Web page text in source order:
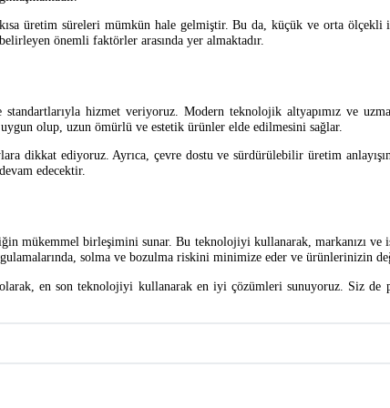
üretim süreleri mümkün hale gelmiştir. Bu da, küçük ve orta ölçekli
önemli faktörler arasında yer almaktadır.
hizmet veriyoruz. Modern teknolojik altyapımız ve
olup, uzun ömürlü ve estetik ürünler elde edilmesini sağlar.
dikkat ediyoruz. Ayrıca, çevre dostu ve sürdürülebilir üretim
edecektir.
mükemmel birleşimini sunar. Bu teknolojiyi kullanarak, markanızı
solma ve bozulma riskini minimize eder ve ürünlerinizin
en son teknolojiyi kullanarak en iyi çözümleri sunuyoruz. Siz